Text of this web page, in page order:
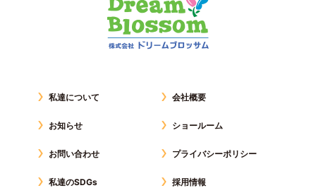
私達について
お知らせ
お問い合わせ
私達のSDGs
会社概要
ショールーム
プライバシーポリシー
採用情報